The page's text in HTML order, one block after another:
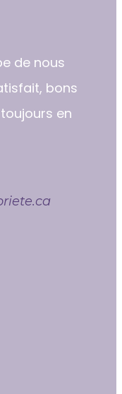
de nous
bons
en